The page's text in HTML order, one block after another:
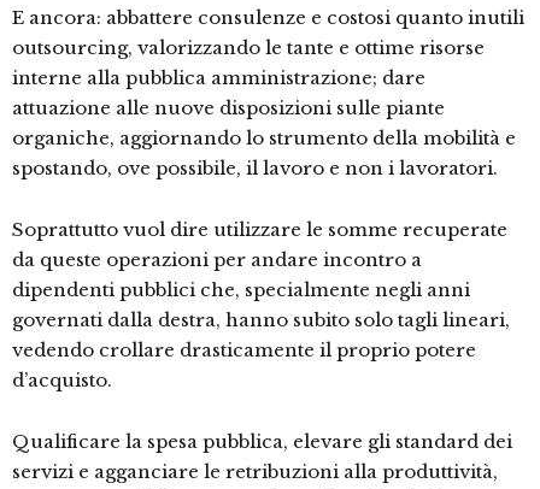
E ancora: abbattere consulenze e costosi quanto inutili
outsourcing, valorizzando le tante e ottime risorse
interne alla pubblica amministrazione; dare
attuazione alle nuove disposizioni sulle piante
organiche, aggiornando lo strumento della mobilità e
spostando, ove possibile, il lavoro e non i lavoratori.
Soprattutto vuol dire utilizzare le somme recuperate
da queste operazioni per andare incontro a
dipendenti pubblici che, specialmente negli anni
governati dalla destra, hanno subito solo tagli lineari,
vedendo crollare drasticamente il proprio potere
d’acquisto.
Qualificare la spesa pubblica, elevare gli standard dei
servizi e agganciare le retribuzioni alla produttività,